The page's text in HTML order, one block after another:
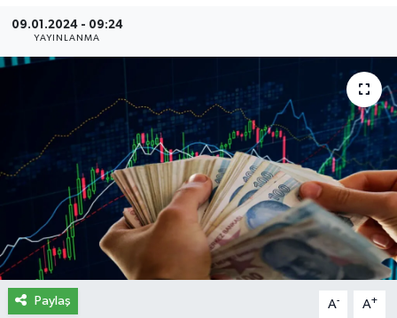
09.01.2024 - 09:24
YAYINLANMA
Paylaş A- A+
İletişim
Yasal Uyarı